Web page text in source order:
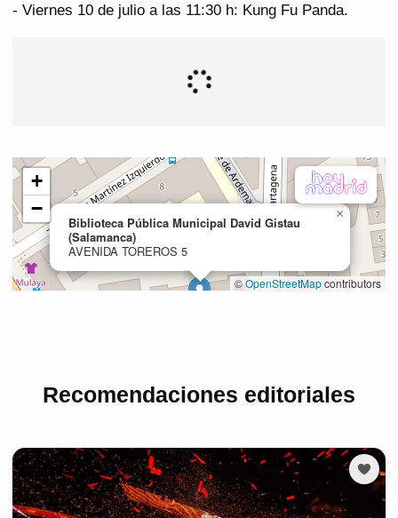
- Viernes 10 de julio a las 11:30 h: Kung Fu Panda.
Recomendaciones editoriales